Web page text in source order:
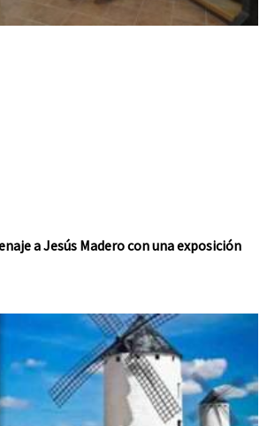
a Jesús Madero con una exposición